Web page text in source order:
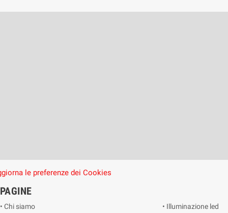
le preferenze dei Cookies
PAGINE
• Chi siamo
• Illuminazione led